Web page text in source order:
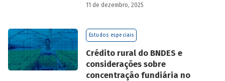
Souza, economistas do BNDES, reúne 25
BNDESdivulgados ao longo de 2025.
11 de dezembro, 2025
Estudos especiais
Crédito rural do BNDES e
considerações sobre
concentração fundiária no